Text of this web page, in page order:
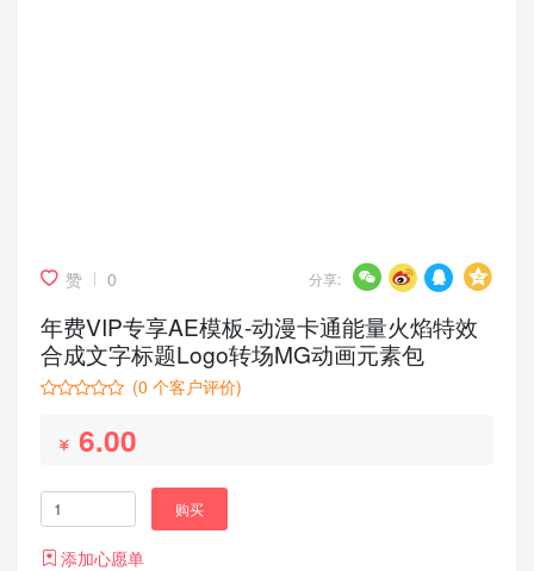
赞 0 分享:
年费VIP专享AE模板-动漫卡通能量火焰特效
合成文字标题Logo转场MG动画元素包
(0 个客户评价)
6.00
购买
添加心愿单